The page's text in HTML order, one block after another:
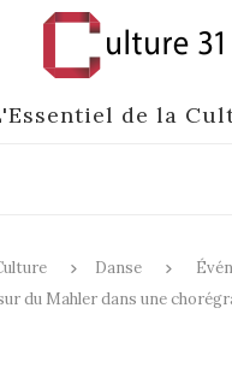
de la
Danse
du Mahler dans une